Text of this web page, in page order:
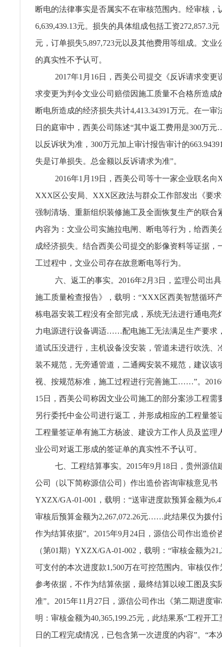
断电的法律事实是否属实不在审核范围内。经审核，
6,639,439.13元。损失的具体组成包括工资272,857.3
元，订单损失5,897,723元以及其他费用等组成。文业
的真实性不予认可。
2017年1月16日，西美公司提交《反诉请求变更
求变更为判令文业公司赔偿因施工质量不合格所造成
断电所造成的经济损失共计4,413.34391万元。在一审
日的庭审中，西美公司陈述“其中返工费用是300万
以反诉状为准，300万元加上审计报告审计的
失是订单损失。总金额以反诉请求为准”。
2016年1月19日，西美公司等十一家企业联名
XXX区公安局、XXX区政法与群众工作部发出《要
强制清场、重新组织装修施工及全面恢复生产的联合
内容为：文业公司实施拉电闸、断电等行为，给西美
成经济损失。结合西美公司提交的影像资料等证据，
工过程中，文业公司存在故意断电等行为。
六、返工的事实。2016年2月3日，监理公司出
施工质量检查报告》，载明：“XXX区西美智慧循环
栋电器安装工程没有全部完成，系统无法进行通电亮
力电源进行设备调适……配电施工无法满足生产要求
道试压没进行，主机设备没安装，管道未进行吹洗、
装不规范，无旁通管道，二通阀安装不规范，建议该
视、按规范标准，施工过程进行完善施工……”。2016
15日，西美公司称因文业公司施工的部分案涉工程需
另行委托中金公司进行返工，并形成相应的工程量签
工程量签证单有施工方杨波、建设方工作人员及监理
业公司对返工形成的签证单的真实性不予认可。
七、工程结算事实。2015年9月18日，贵州源信
公司（以下简称源信公司）作出造价咨询审核意见书
YXZX/GA-01-001，载明：“送审进度款预算金额为
审核后预算金额为2,267,072.26元……此结果仅为拨付
作为结算依据”。2015年9月24日，源信公司作出造价
（第01期）YXZX/GA-01-002，载明：“审核金额为
可支付的本次进度款1,500万在可控范围内。审核仅
参考依据，不作为结算依据，最终结算以竣工图及实
准”。2015年11月27日，源信公司作出《第二期进度
明：审核金额为40,365,199.25元，此结果系“工程开工
日的工程完成情况，已包含第一次进度的内容”。“本